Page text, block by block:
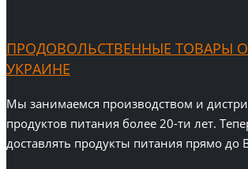
ПРОДОВОЛЬСТВЕННЫЕ ТОВАРЫ
УКРАИНЕ
Мы занимаемся производством и
продуктов питания более 20-ти лет.
доставлять продукты питания прямо до